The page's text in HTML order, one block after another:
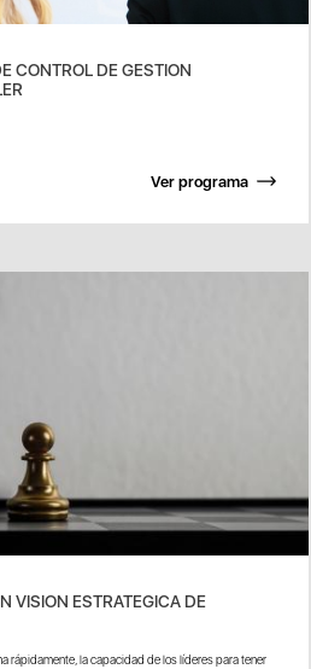
CONTROL DE GESTION
Ver programa
VISION ESTRATEGICA DE
rápidamente, la capacidad de los líderes para tener